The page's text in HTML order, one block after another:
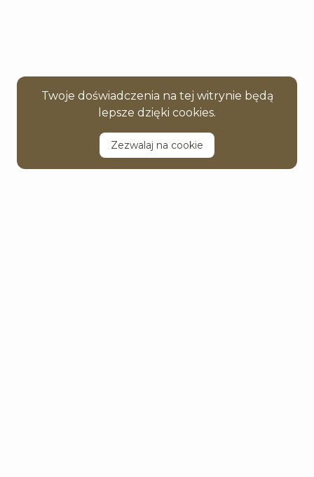
Twoje doświadczenia na tej witrynie będą
lepsze dzięki cookies.
Zezwalaj na cookie